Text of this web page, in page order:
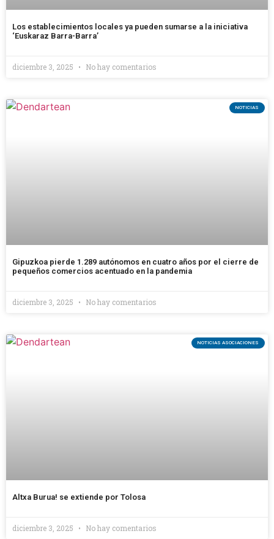
Los establecimientos locales ya pueden sumarse a la iniciativa
‘Euskaraz Barra-Barra’
diciembre 3, 2025 No hay comentarios
NOTICIAS
Gipuzkoa pierde 1.289 autónomos en cuatro años por el cierre de
pequeños comercios acentuado en la pandemia
diciembre 3, 2025 No hay comentarios
NOTICIAS ASOCIACIONES
Altxa Burua! se extiende por Tolosa
diciembre 3, 2025 No hay comentarios